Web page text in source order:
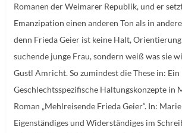
Romanen der Weimarer Republik, und er
Emanzipation einen anderen Ton als in
denn Frieda Geier ist keine Halt,
suchende junge Frau, sondern weiß was sie
Gustl Amricht. So zumindest die These in: Ein
Geschlechtsspezifische Haltungskonzepte in
Roman „Mehlreisende Frieda Geier“. In:
Eigenständiges und Widerständiges im